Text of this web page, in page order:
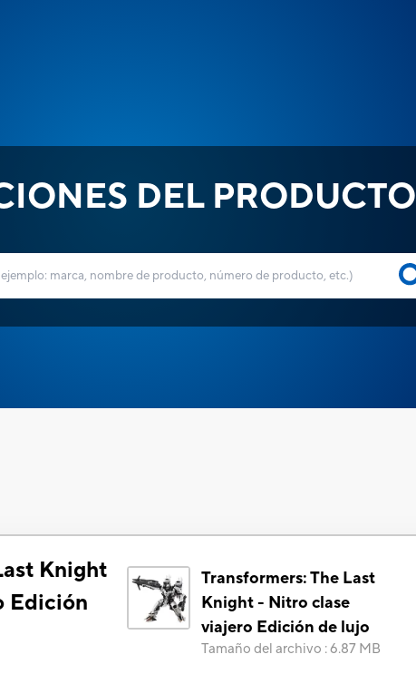
DEL PRODUCTO
Knight
Edición
Transformers: The Last
Knight - Nitro clase
viajero Edición de lujo
Tamaño del archivo :6.87 MB